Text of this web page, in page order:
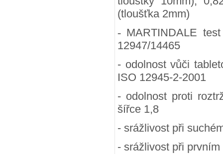
(tloušťka 2mm)
- MARTINDALE
12947/14465
- odolnost vůči
ISO 12945-2-2001
- odolnost proti
šířce 1,8
- srážlivost při
- srážlivost při